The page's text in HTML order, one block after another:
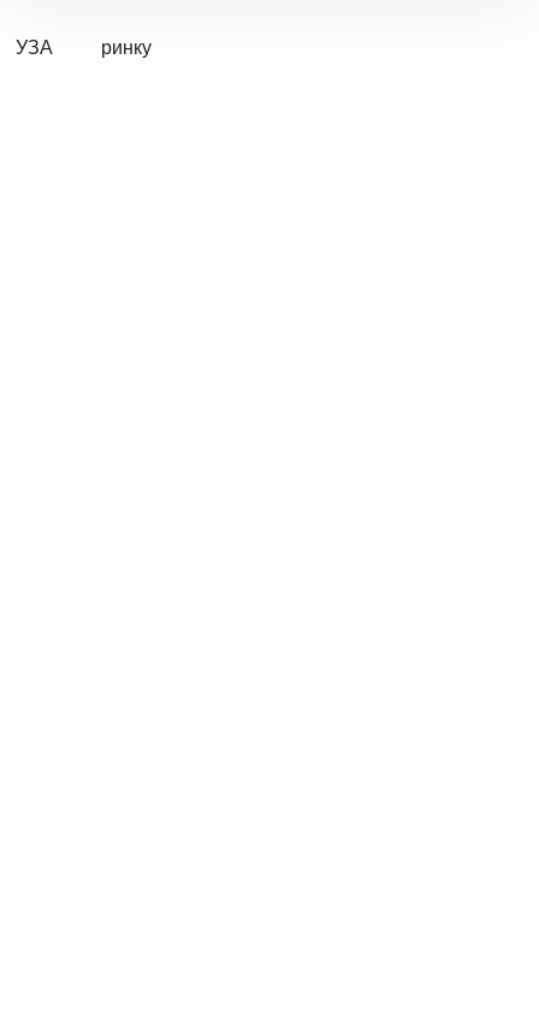
УЗА ринку